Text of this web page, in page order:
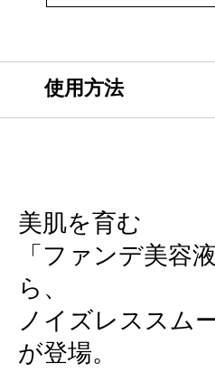
使用方法
美肌を育む
「ファンデ美容
ら、
ノイズレススム
が登場。